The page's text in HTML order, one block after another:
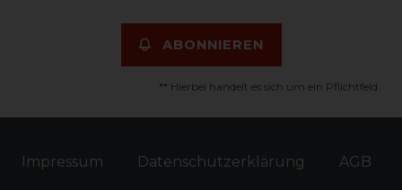
ABONNIEREN
** Hierbei handelt es sich um ein Pflichtfeld.
Impressum Daten­schutz­erklärung AGB